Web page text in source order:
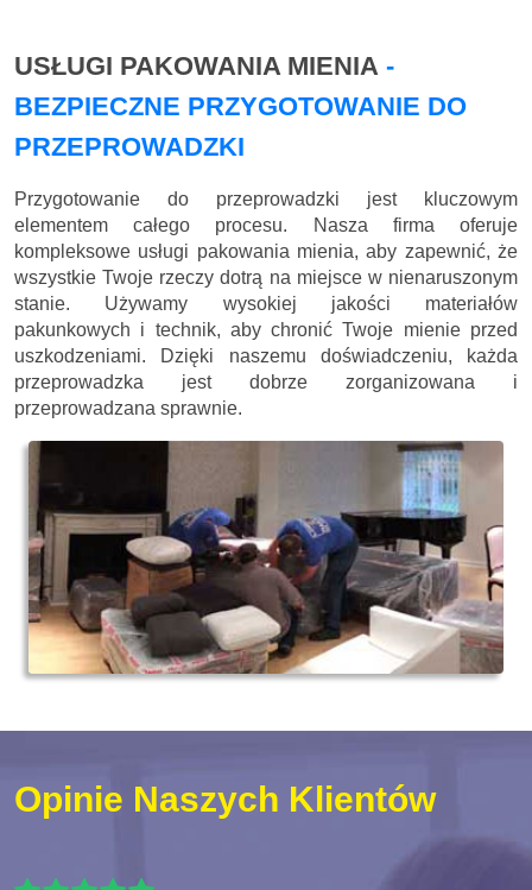
USŁUGI PAKOWANIA MIENIA -
BEZPIECZNE PRZYGOTOWANIE DO
PRZEPROWADZKI
Przygotowanie do przeprowadzki jest kluczowym
elementem całego procesu. Nasza firma oferuje
kompleksowe usługi pakowania mienia, aby zapewnić, że
wszystkie Twoje rzeczy dotrą na miejsce w nienaruszonym
stanie. Używamy wysokiej jakości materiałów
pakunkowych i technik, aby chronić Twoje mienie przed
uszkodzeniami. Dzięki naszemu doświadczeniu, każda
przeprowadzka jest dobrze zorganizowana i
przeprowadzana sprawnie.
Opinie Naszych Klientów